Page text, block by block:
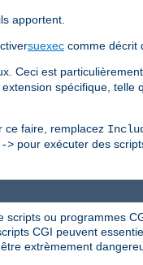
apportent.
suexec comme décrit
Ceci est
spécifique, telle
ce faire, remplacez
> pour exécuter des
ou programmes
CGI peuvent
extrèmement